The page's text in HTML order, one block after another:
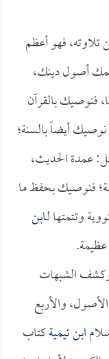
تلاوته، فهو أعظم
أصول دينك،
فنوصيك بالقرآن
نوصيك أيضاً بالسنة؛
عمدة الحديث،
فنوصيك بحفظ ما
وتتمتها لـابن
الشبهات
الأصول، والأربع
ابن تيميةكتاب